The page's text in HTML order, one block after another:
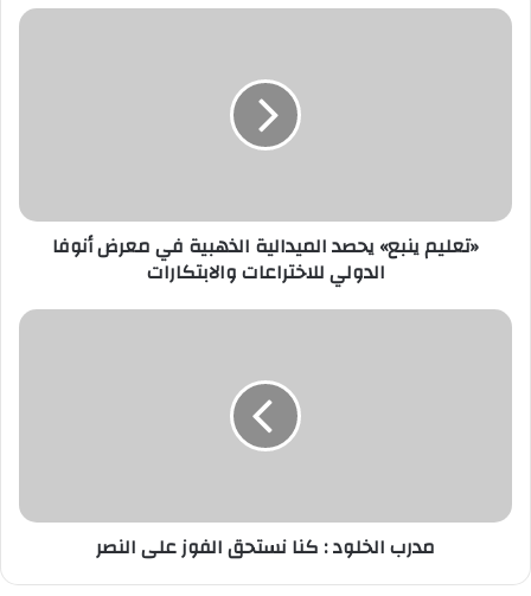
«تعليم
الدولي
للاختراعات
والابتكارات
«تعليم ينبع» يحصد الميدالية الذهبية في معرض أنوفا
الدولي للاختراعات والابتكارات
مدرب
مدرب الخلود : كنا نستحق الفوز على النصر